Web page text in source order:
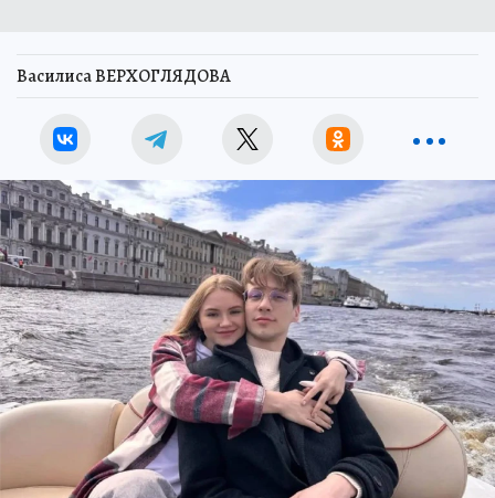
Василиса ВЕРХОГЛЯДОВА